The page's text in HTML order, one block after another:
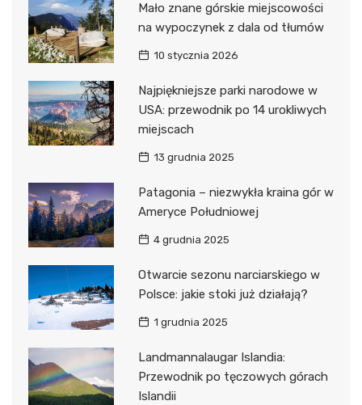
Mało znane górskie miejscowości
na wypoczynek z dala od tłumów
10 stycznia 2026
Najpiękniejsze parki narodowe w
USA: przewodnik po 14 urokliwych
miejscach
13 grudnia 2025
Patagonia – niezwykła kraina gór w
Ameryce Południowej
4 grudnia 2025
Otwarcie sezonu narciarskiego w
Polsce: jakie stoki już działają?
1 grudnia 2025
Landmannalaugar Islandia:
Przewodnik po tęczowych górach
Islandii